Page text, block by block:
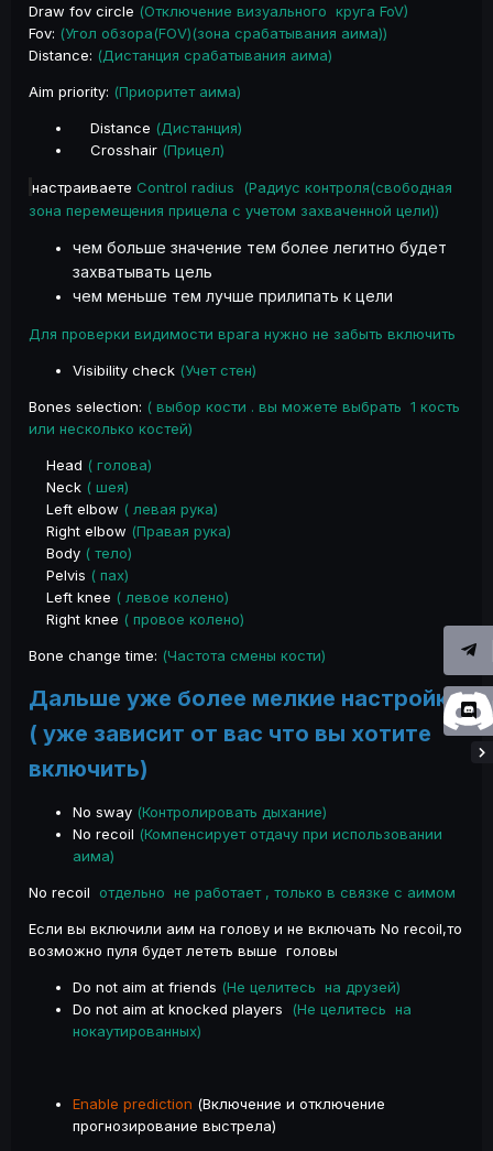
Draw fov circle (Отключение визуального круга FoV)
Fov: (Угол обзора(FOV)(зона срабатывания аима))
Distance: (Дистанция срабатывания аима)
Aim priority: (Приоритет аима)
Distance (Дистанция)
Crosshair (Прицел)
настраиваете Control radius (Радиус контроля(свободная
зона перемещения прицела с учетом захваченной цели))
чем больше значение тем более легитно будет
захватывать цель
чем меньше тем лучше прилипать к цели
Для проверки видимости врага нужно не забыть включить
Visibility check (Учет стен)
Bones selection: ( выбор кости . вы можете выбрать 1 кость
или несколько костей)
Head ( голова)
Neck ( шея)
Left elbow ( левая рука)
Right elbow (Правая рука)
Body ( тело)
Pelvis ( пах)
Left knee ( левое колено)
Right knee ( провое колено)
Bone change time: (Частота смены кости)
Дальше уже более мелкие настройки
( уже зависит от вас что вы хотите
включить)
No sway (Контролировать дыхание)
No recoil (Компенсирует отдачу при использовании
аима)
No recoil отдельно не работает , только в связке с аимом
Если вы включили аим на голову и не включать No recoil,то
возможно пуля будет лететь выше головы
Do not aim at friends (Не целитесь на друзей)
Do not aim at knocked players
(Не целитесь на
нокаутированных)
Enable prediction (Включение и отключение
прогнозирование выстрела)